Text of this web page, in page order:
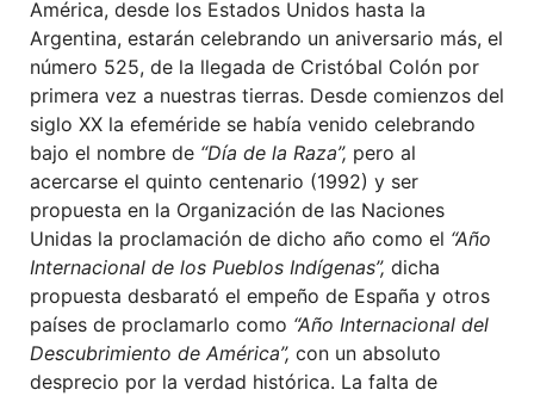
América, desde los Estados Unidos hasta la
Argentina, estarán celebrando un aniversario más, el
número 525, de la llegada de Cristóbal Colón por
primera vez a nuestras tierras. Desde comienzos del
siglo XX la efeméride se había venido celebrando
bajo el nombre de “Día de la Raza”, pero al
acercarse el quinto centenario (1992) y ser
propuesta en la Organización de las Naciones
Unidas la proclamación de dicho año como el “Año
Internacional de los Pueblos Indígenas”, dicha
propuesta desbarató el empeño de España y otros
países de proclamarlo como “Año Internacional del
Descubrimiento de América”, con un absoluto
desprecio por la verdad histórica. La falta de